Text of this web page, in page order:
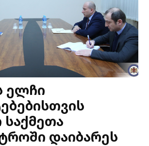
ელჩი
საქმეთა
დაიბარეს